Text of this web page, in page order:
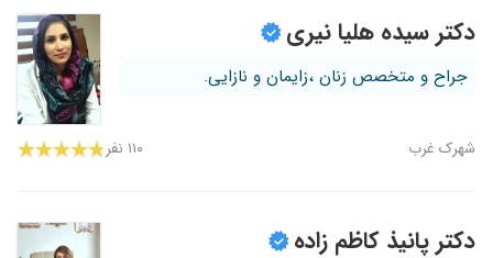
دکتر سیده هلیا نیری
جراح و متخصص زنان ،زایمان و نازایی.
شهرک غرب ۱۱۰ نفر
دکتر پانیذ کاظم زاده